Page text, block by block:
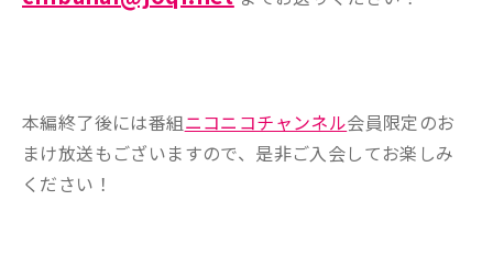
本編終了後には番組ニコニコチャンネル会員限定のお
まけ放送もございますので、是非ご入会してお楽しみ
ください！